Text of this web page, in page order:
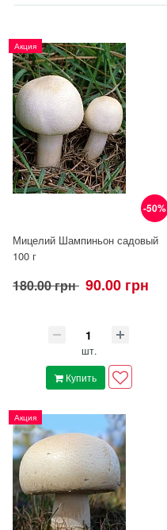
-50%
Акция
Мицелий Шампиньон садовый
100 г
180.00 грн 90.00 грн
шт.
Купить
Акция